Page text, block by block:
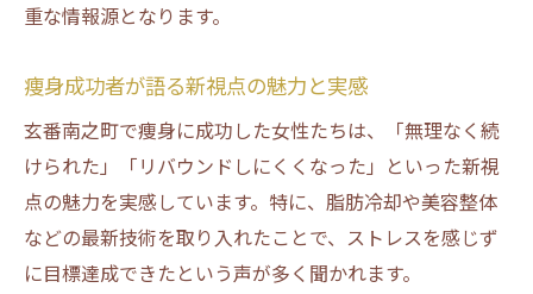
重な情報源となります。
痩身成功者が語る新視点の魅力と実感
玄番南之町で痩身に成功した女性たちは、「無理なく続
けられた」「リバウンドしにくくなった」といった新視
点の魅力を実感しています。特に、脂肪冷却や美容整体
などの最新技術を取り入れたことで、ストレスを感じず
に目標達成できたという声が多く聞かれます。